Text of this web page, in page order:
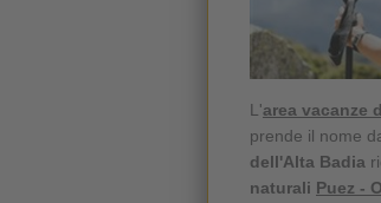
L'area vacanze
prende il nome
dell'Alta Badia
naturali Puez -